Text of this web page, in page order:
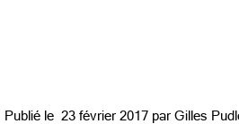
Publié le 23 février 2017 par Gilles